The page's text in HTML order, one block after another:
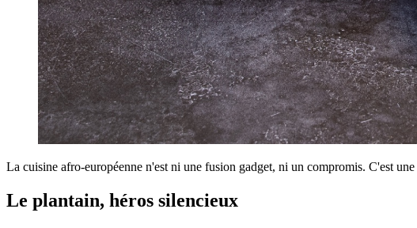
La cuisine afro-européenne n'est ni une fusion gadget, ni un compromis. C'est
Le plantain, héros silencieux